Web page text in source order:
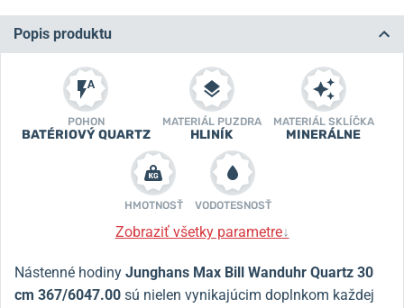
Popis produktu
POHON
BATÉRIOVÝ QUARTZ
MATERIÁL PUZDRA
HLINÍK
MATERIÁL SKLÍČKA
MINERÁLNE
HMOTNOSŤ VODOTESNOSŤ
Zobraziť všetky parametre↓
Nástenné hodiny Junghans Max Bill Wanduhr Quartz 30
cm 367/6047.00 sú nielen vynikajúcim doplnkom každej